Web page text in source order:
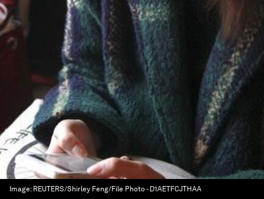
Image: REUTERS/Shirley Feng/File Photo - D1AETFCJTHAA